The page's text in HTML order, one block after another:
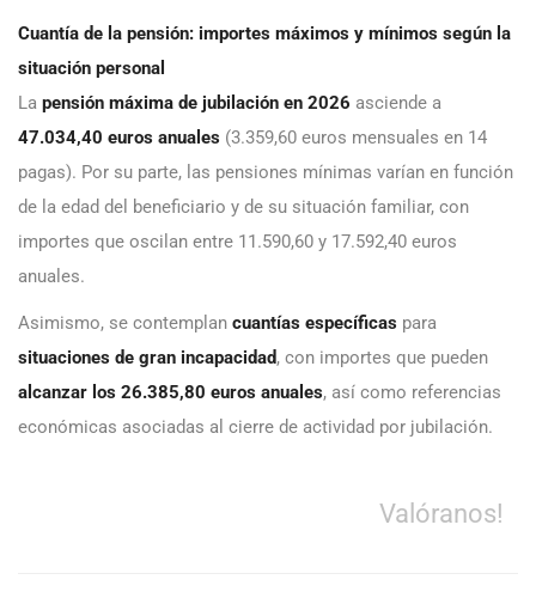
Cuantía de la pensión: importes máximos y mínimos según la
situación personal
La pensión máxima de jubilación en 2026 asciende a
47.034,40 euros anuales (3.359,60 euros mensuales en 14
pagas). Por su parte, las pensiones mínimas varían en función
de la edad del beneficiario y de su situación familiar, con
importes que oscilan entre 11.590,60 y 17.592,40 euros
anuales.
Asimismo, se contemplan cuantías específicas para
situaciones de gran incapacidad, con importes que pueden
alcanzar los 26.385,80 euros anuales, así como referencias
económicas asociadas al cierre de actividad por jubilación.
Valóranos!